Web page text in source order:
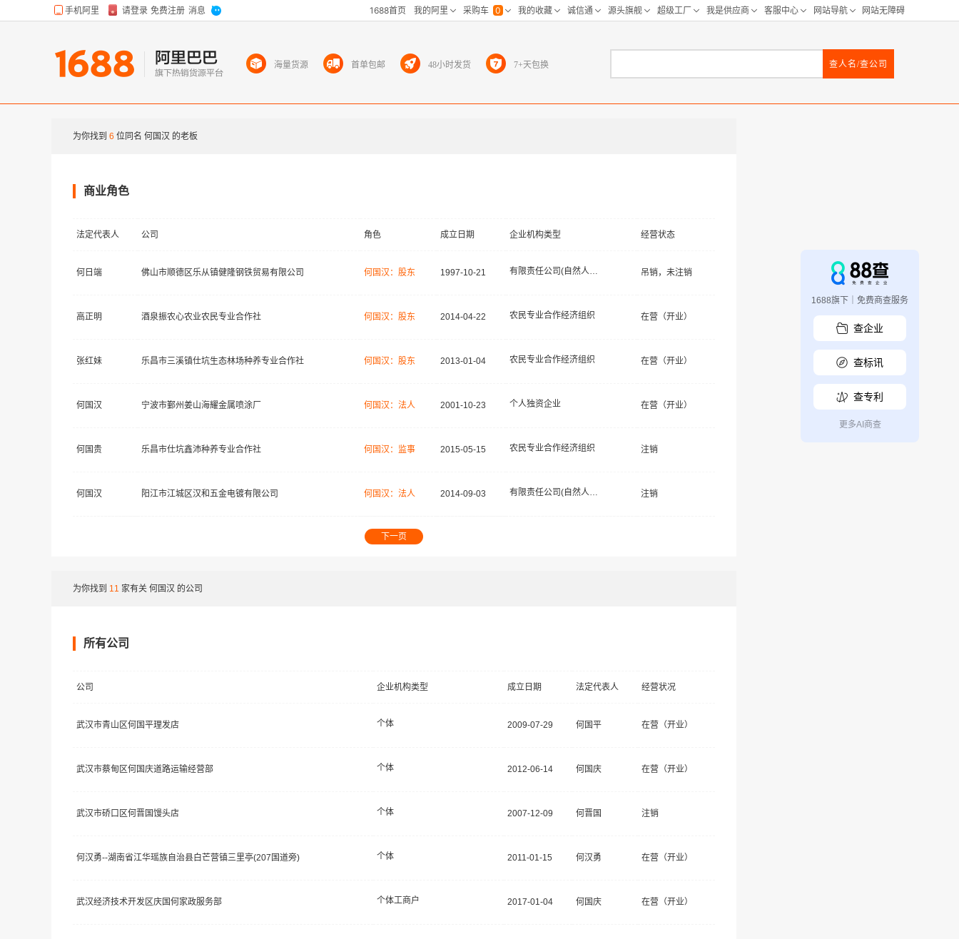
海量货源 首单包邮 48小时发货 7+天包换 查人名/查公司
为你找到 6 位同名 何国汉 的老板
商业角色
法定代表人 公司 角色 成立日期 企业机构类型 经营状态
何日端 佛山市顺德区乐从镇健隆钢铁贸易有限公司 何国汉：股东 1997-10-21 有限责任公司(自然人投资或控股) 吊销，未注销
高正明 酒泉振农心农业农民专业合作社 何国汉：股东 2014-04-22 农民专业合作经济组织 在营（开业）
张红妹 乐昌市三溪镇仕坑生态林场种养专业合作社 何国汉：股东 2013-01-04 农民专业合作经济组织 在营（开业）
何国汉 宁波市鄞州姜山海耀金属喷涂厂 何国汉：法人 2001-10-23 个人独资企业 在营（开业）
何国贵 乐昌市仕坑鑫沛种养专业合作社 何国汉：监事 2015-05-15 农民专业合作经济组织 注销
何国汉 阳江市江城区汉和五金电镀有限公司 何国汉：法人 2014-09-03 有限责任公司(自然人投资或控股) 注销
下一页
为你找到 11 家有关 何国汉 的公司
所有公司
公司 企业机构类型 成立日期 法定代表人 经营状况
武汉市青山区何国平理发店 个体 2009-07-29 何国平 在营（开业）
武汉市蔡甸区何国庆道路运输经营部 个体 2012-06-14 何国庆 在营（开业）
武汉市硚口区何晋国馒头店 个体 2007-12-09 何晋国 注销
何汉勇--湖南省江华瑶族自治县白芒营镇三里亭(207国道旁) 个体 2011-01-15 何汉勇 在营（开业）
武汉经济技术开发区庆国何家政服务部 个体工商户 2017-01-04 何国庆 在营（开业）
1688旗下｜免费商查服务
查企业
查标讯
查专利
更多AI商查